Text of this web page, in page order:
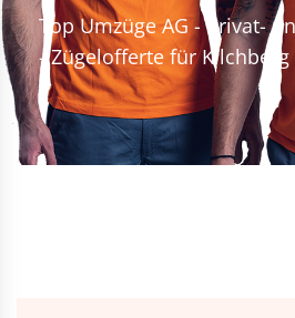
Top Umzüge AG - Privat-
- Zügelofferte für Kilchberg